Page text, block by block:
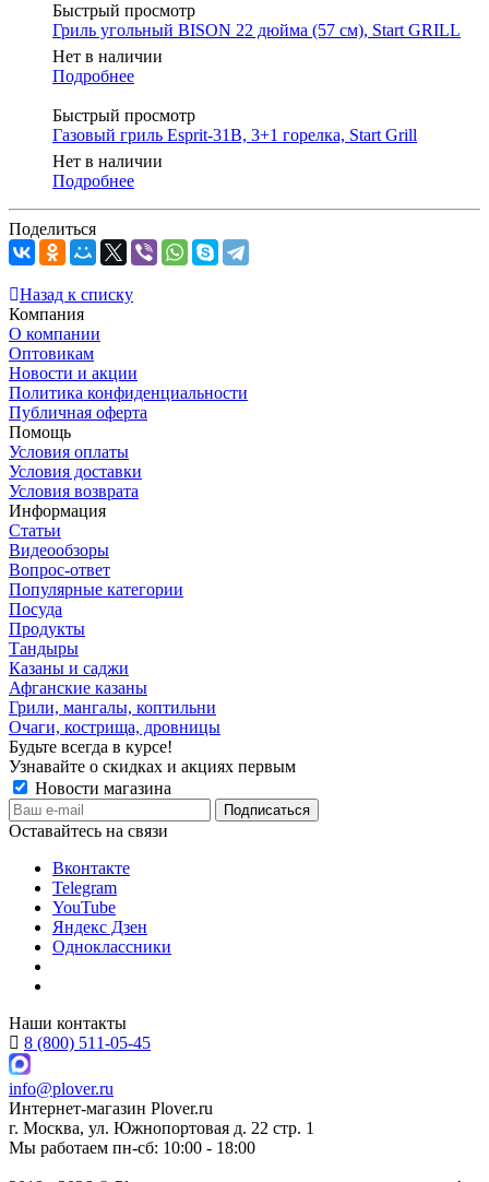
Быстрый просмотр
Гриль угольный BISON 22 дюйма (57 см), Start GRILL
Нет в наличии
Подробнее
Быстрый просмотр
Газовый гриль Esprit-31B, 3+1 горелка, Start Grill
Нет в наличии
Подробнее
Поделиться
Назад к списку
Компания
О компании
Оптовикам
Новости и акции
Политика конфиденциальности
Публичная оферта
Помощь
Условия оплаты
Условия доставки
Условия возврата
Информация
Статьи
Видеообзоры
Вопрос-ответ
Популярные категории
Посуда
Продукты
Тандыры
Казаны и саджи
Афганские казаны
Грили, мангалы, коптильни
Очаги, кострища, дровницы
Будьте всегда в курсе!
Узнавайте о скидках и акциях первым
Новости магазина
Оставайтесь на связи
Вконтакте
Telegram
YouTube
Яндекс Дзен
Одноклассники
Наши контакты
8 (800) 511-05-45
info@plover.ru
Интернет-магазин Plover.ru
г. Москва, ул. Южнопортовая д. 22 стр. 1
Мы работаем пн-сб: 10:00 - 18:00